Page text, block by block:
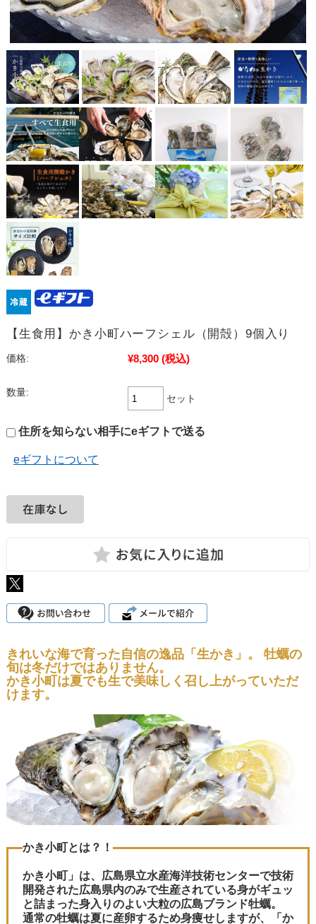
【生食用】かき小町ハーフシェル（開殻）9個入り
価格: ¥8,300 (税込)
数量:
セット
住所を知らない相手にeギフトで送る
eギフトについて
きれいな海で育った自信の逸品「生かき」。 牡蠣の
旬は冬だけではありません。
かき小町は夏でも生で美味しく召し上がっていただ
けます。
かき小町とは？！
かき小町」は、広島県立水産海洋技術センターで技術
開発された広島県内のみで生産されている身がギュッ
と詰まった身入りのよい大粒の広島ブランド牡蠣。
通常の牡蠣は夏に産卵するため身痩せしますが、「か